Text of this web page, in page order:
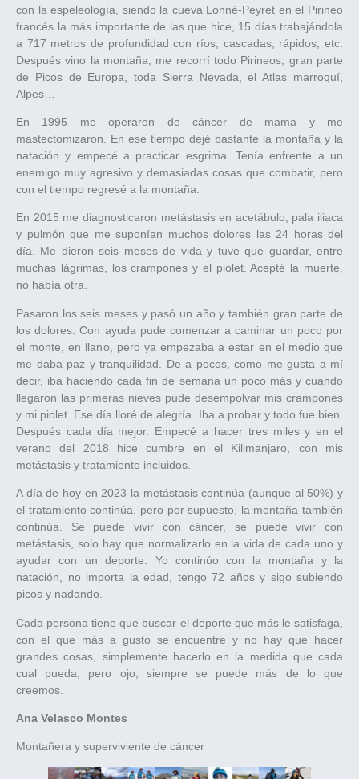
con la espeleología, siendo la cueva Lonné-Peyret en el Pirineo
francés la más importante de las que hice, 15 días trabajándola
a 717 metros de profundidad con ríos, cascadas, rápidos, etc.
Después vino la montaña, me recorrí todo Pirineos, gran parte
de Picos de Europa, toda Sierra Nevada, el Atlas marroquí,
Alpes…
En 1995 me operaron de cáncer de mama y me
mastectomizaron. En ese tiempo dejé bastante la montaña y la
natación y empecé a practicar esgrima. Tenía enfrente a un
enemigo muy agresivo y demasiadas cosas que combatir, pero
con el tiempo regresé a la montaña.
En 2015 me diagnosticaron metástasis en acetábulo, pala iliaca
y pulmón que me suponían muchos dolores las 24 horas del
día. Me dieron seis meses de vida y tuve que guardar, entre
muchas lágrimas, los crampones y el piolet. Acepté la muerte,
no había otra.
Pasaron los seis meses y pasó un año y también gran parte de
los dolores. Con ayuda pude comenzar a caminar un poco por
el monte, en llano, pero ya empezaba a estar en el medio que
me daba paz y tranquilidad. De a pocos, como me gusta a mí
decir, iba haciendo cada fin de semana un poco más y cuando
llegaron las primeras nieves pude desempolvar mis crampones
y mi piolet. Ese día lloré de alegría. Iba a probar y todo fue bien.
Después cada día mejor. Empecé a hacer tres miles y en el
verano del 2018 hice cumbre en el Kilimanjaro, con mis
metástasis y tratamiento incluidos.
A día de hoy en 2023 la metástasis continúa (aunque al 50%) y
el tratamiento continúa, pero por supuesto, la montaña también
continúa. Se puede vivir con cáncer, se puede vivir con
metástasis, solo hay que normalizarlo en la vida de cada uno y
ayudar con un deporte. Yo continúo con la montaña y la
natación, no importa la edad, tengo 72 años y sigo subiendo
picos y nadando.
Cada persona tiene que buscar el deporte que más le satisfaga,
con el que más a gusto se encuentre y no hay que hacer
grandes cosas, simplemente hacerlo en la medida que cada
cual pueda, pero ojo, siempre se puede más de lo que
creemos.
Ana Velasco Montes
Montañera y superviviente de cáncer